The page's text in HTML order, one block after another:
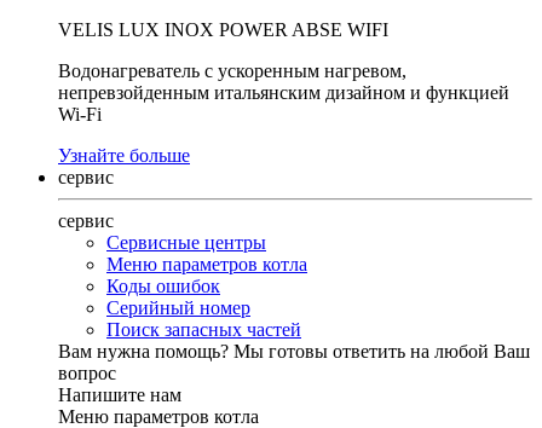
VELIS LUX INOX POWER ABSE WIFI
Водонагреватель с ускоренным нагревом,
непревзойденным итальянским дизайном и функцией
Wi-Fi
Узнайте больше
сервис
сервис
Сервисные центры
Меню параметров котла
Коды ошибок
Серийный номер
Поиск запасных частей
Вам нужна помощь? Мы готовы ответить на любой Ваш
вопрос
Напишите нам
Меню параметров котла